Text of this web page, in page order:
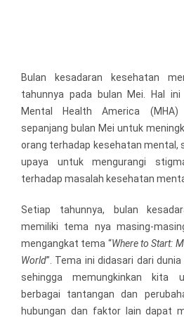
Bulan kesadaran kesehatan
tahunnya pada bulan Mei. Hal
Mental Health America (MHA)
sepanjang bulan Mei untuk
orang terhadap kesehatan mental,
upaya untuk mengurangi
terhadap masalah kesehatan
Setiap tahunnya, bulan
memiliki tema nya masing-
mengangkat tema “Where to Start:
World”. Tema ini didasari dari
sehingga memungkinkan kita
berbagai tantangan dan
hubungan dan faktor lain dapat